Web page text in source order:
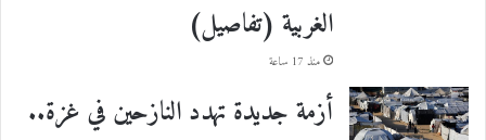
الغربية (تفاصيل)
منذ 17 ساعة
أزمة جديدة تهدد النازحين في غزة..